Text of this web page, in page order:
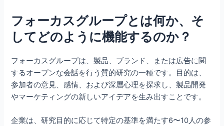
フォーカスグループとは何か、そ
してどのように機能するのか？
フォーカスグループは、製品、ブランド、または広告に関
するオープンな会話を行う質的研究の一種です。目的は、
参加者の意見、感情、および深層心理を探求し、製品開発
やマーケティングの新しいアイデアを生み出すことです。
企業は、研究目的に応じて特定の基準を満たす6〜10人の参